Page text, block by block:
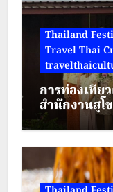
Thailand
Travel Thai
การท่องเที่ย
สำนักงานสุโขทัย จัดกิจกรรม
the
ตลาดย้อนยุ